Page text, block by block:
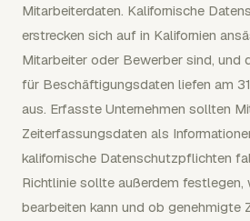
Mitarbeiterdaten. Kalifornische
erstrecken sich auf in Kalifornien
Mitarbeiter oder Bewerber sind, und
für Beschäftigungsdaten liefen am
aus. Erfasste Unternehmen sollten
Zeiterfassungsdaten als
kalifornische Datenschutzpflichten
Richtlinie sollte außerdem festlegen,
bearbeiten kann und ob genehmigte